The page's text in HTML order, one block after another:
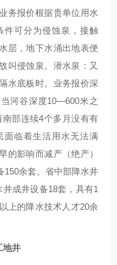
务报价根据贵单位用水
件可分为侵蚀泉，接触
层，地下水涌出地表便
叫侵蚀泉。潜水泉：又
水底板时。业务报价深
河谷深度10—600米之
部连续4个多月没有有
面临着生活用水无法满
的影响而减产（绝产）
150余套。省中部降水井
成井设备18套，具有1
上的降水技术人才20余
地井